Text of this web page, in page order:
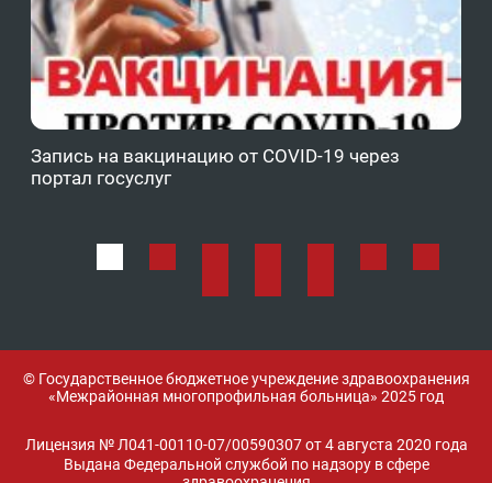
Запись на вакцинацию от COVID-19 через
портал госуслуг
© Государственное бюджетное учреждение здравоохранения
«Межрайонная многопрофильная больница» 2025 год
Лицензия № Л041-00110-07/00590307 от 4 августа 2020 года
Выдана Федеральной службой по надзору в сфере